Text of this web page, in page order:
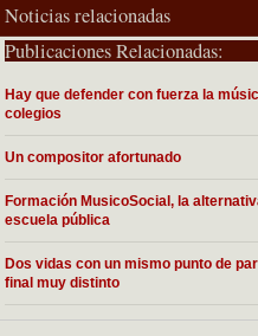
Noticias relacionadas
Publicaciones Relacionadas:
Hay que defender con fuerza la
colegios
Un compositor afortunado
Formación MusicoSocial, la
escuela pública
Dos vidas con un mismo punto de
final muy distinto